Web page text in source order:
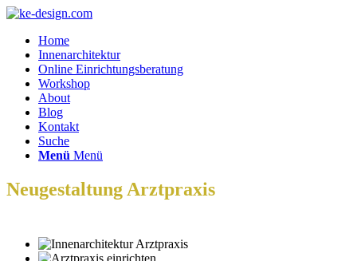
Home
Innenarchitektur
Online Einrichtungsberatung
Workshop
About
Blog
Kontakt
Suche
Menü Menü
Neugestaltung Arztpraxis